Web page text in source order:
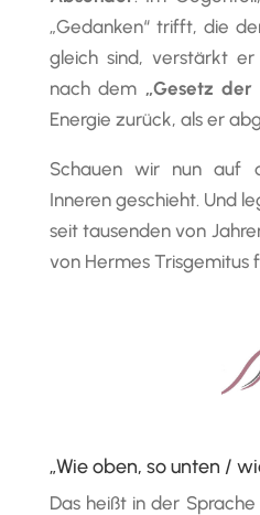
„Gedanken“ trifft, die
gleich sind, verstärkt
nach dem „Gesetz der
Energie zurück, als er
Schauen wir nun auf
Inneren geschieht. Und
seit tausenden von
von Hermes Trisgemitus
„Wie oben, so unten /
Das heißt in der